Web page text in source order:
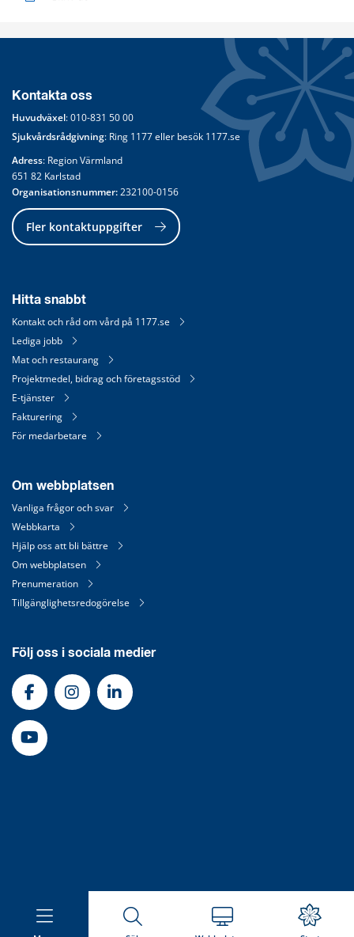
Kontakta oss
Huvudväxel: 010-831 50 00
Sjukvårdsrådgivning: Ring 1177 eller besök 1177.se
Adress: Region Värmland
651 82 Karlstad
Organisationsnummer: 232100-0156
Fler kontaktuppgifter
Hitta snabbt
Kontakt och råd om vård på 1177.se
Lediga jobb
Mat och restaurang
Projektmedel, bidrag och företagsstöd
E-tjänster
Fakturering
För medarbetare
Om webbplatsen
Vanliga frågor och svar
Webbkarta
Hjälp oss att bli bättre
Om webbplatsen
Prenumeration
Tillgänglighetsredogörelse
Följ oss i sociala medier